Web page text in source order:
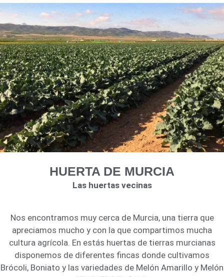
HUERTA DE MURCIA
Las huertas vecinas
Nos encontramos muy cerca de Murcia, una tierra que
apreciamos mucho y con la que compartimos mucha
cultura agrícola. En estás huertas de tierras murcianas
disponemos de diferentes fincas donde cultivamos
Brócoli, Boniato y las variedades de Melón Amarillo y Melón